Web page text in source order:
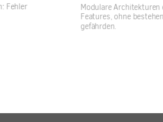
Fehler
Modulare Architekturen
Features, ohne
gefährden.